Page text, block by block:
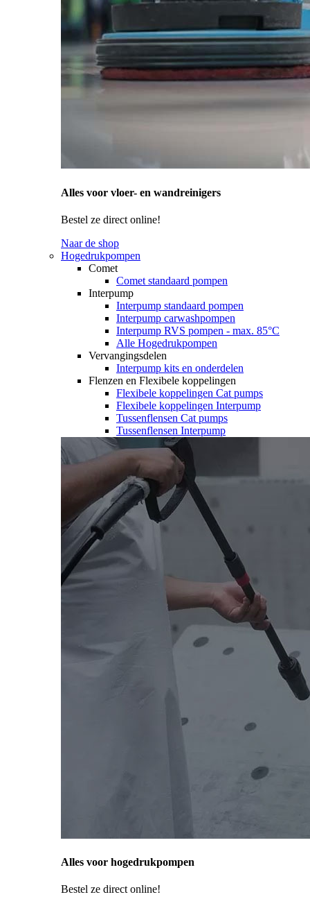
Alles voor vloer- en wandreinigers
Bestel ze direct online!
Naar de shop
Hogedrukpompen
Comet
Comet standaard pompen
Interpump
Interpump standaard pompen
Interpump carwashpompen
Interpump RVS pompen - max. 85°C
Alle Hogedrukpompen
Vervangingsdelen
Interpump kits en onderdelen
Flenzen en Flexibele koppelingen
Flexibele koppelingen Cat pumps
Flexibele koppelingen Interpump
Tussenflensen Cat pumps
Tussenflensen Interpump
Alles voor hogedrukpompen
Bestel ze direct online!